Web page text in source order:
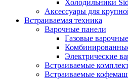
Холодильники
Аксессуары для
Встраиваемая техника
Варочные панели
Газовые
Электрические
Встраиваемые
Встраиваемые